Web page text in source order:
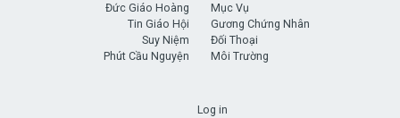
Đức Giáo Hoàng
Tin Giáo Hội
Suy Niệm
Phút Cầu Nguyện
Mục Vụ
Gương Chứng Nhân
Đối Thoại
Môi Trường
Log in